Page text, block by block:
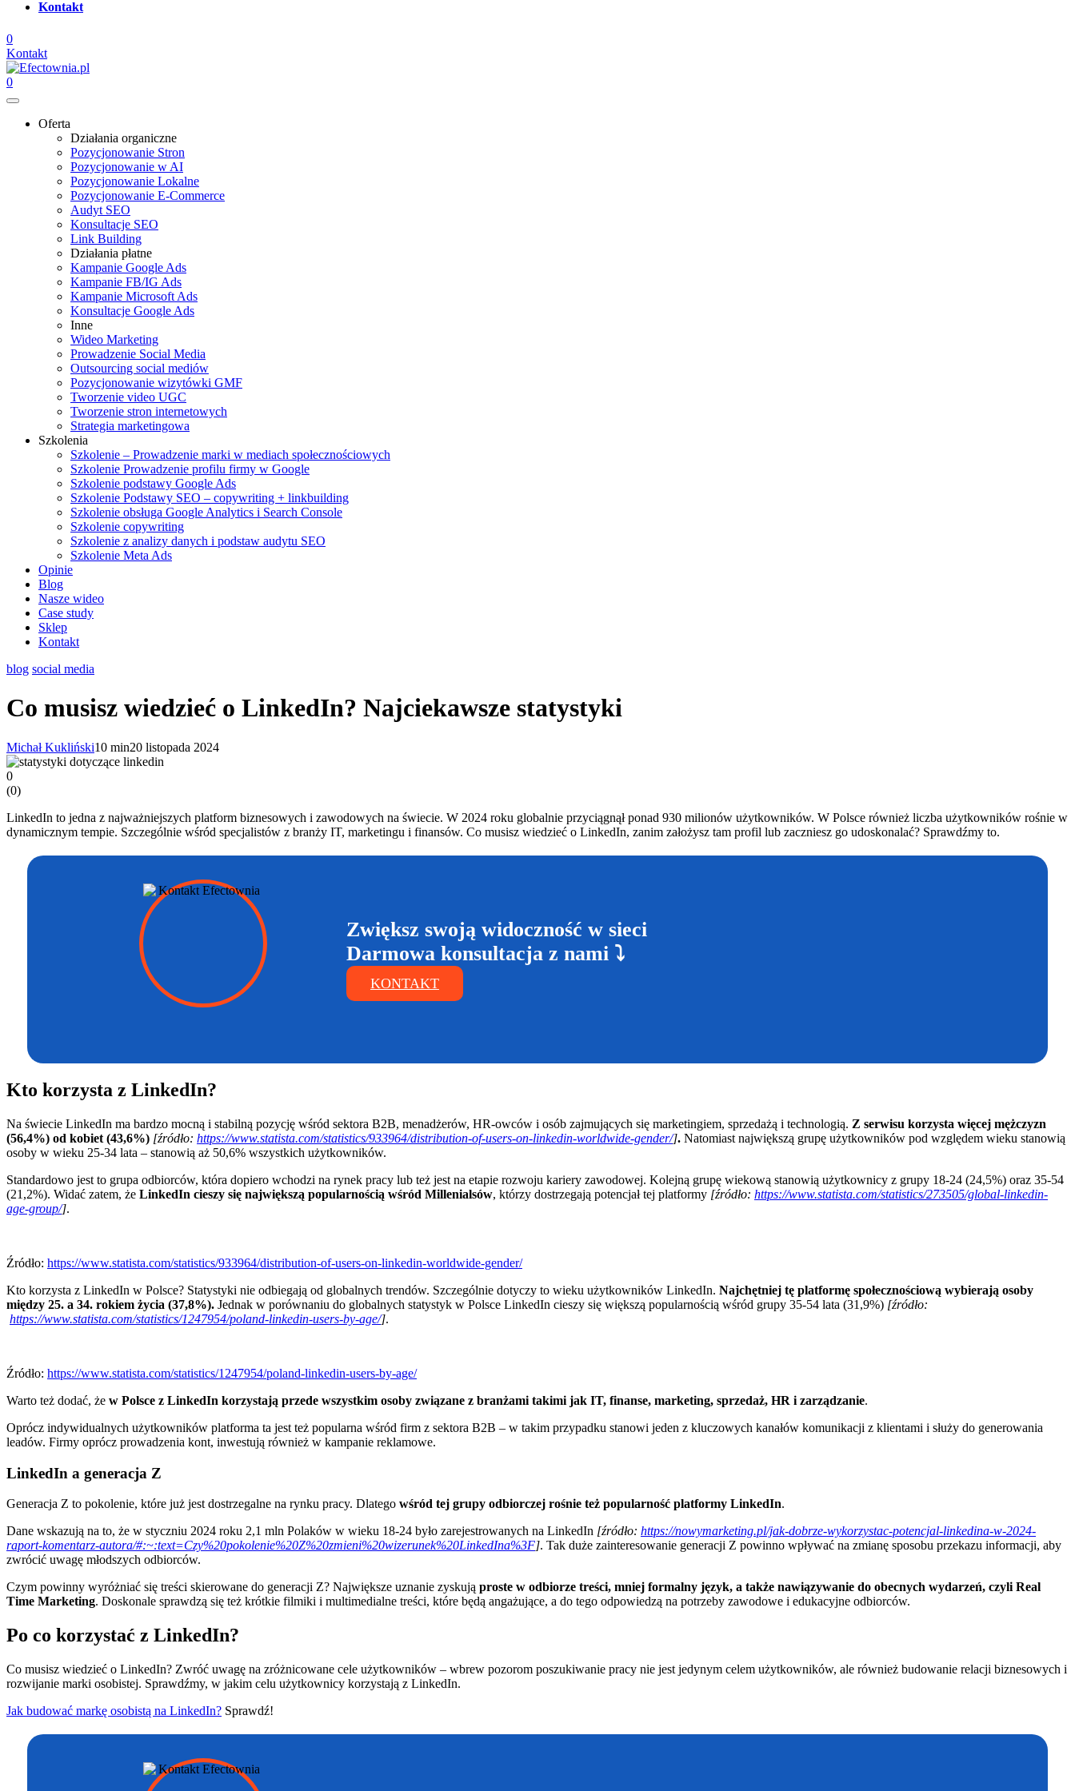
Kontakt
0
Kontakt
0
Oferta
Działania organiczne
Pozycjonowanie Stron
Pozycjonowanie w AI
Pozycjonowanie Lokalne
Pozycjonowanie E-Commerce
Audyt SEO
Konsultacje SEO
Link Building
Działania płatne
Kampanie Google Ads
Kampanie FB/IG Ads
Kampanie Microsoft Ads
Konsultacje Google Ads
Inne
Wideo Marketing
Prowadzenie Social Media
Outsourcing social mediów
Pozycjonowanie wizytówki GMF
Tworzenie video UGC
Tworzenie stron internetowych
Strategia marketingowa
Szkolenia
Szkolenie – Prowadzenie marki w mediach społecznościowych
Szkolenie Prowadzenie profilu firmy w Google
Szkolenie podstawy Google Ads
Szkolenie Podstawy SEO – copywriting + linkbuilding
Szkolenie obsługa Google Analytics i Search Console
Szkolenie copywriting
Szkolenie z analizy danych i podstaw audytu SEO
Szkolenie Meta Ads
Opinie
Blog
Nasze wideo
Case study
Sklep
Kontakt
blog social media
Co musisz wiedzieć o LinkedIn? Najciekawsze statystyki
Michał Kukliński10 min20 listopada 2024
0
(0)
LinkedIn to jedna z najważniejszych platform biznesowych i zawodowych na świecie. W 2024 roku globalnie przyciągnął ponad 930 milionów użytkowników. W Polsce również liczba użytkowników rośnie w
dynamicznym tempie. Szczególnie wśród specjalistów z branży IT, marketingu i finansów. Co musisz wiedzieć o LinkedIn, zanim założysz tam profil lub zaczniesz go udoskonalać? Sprawdźmy to.
Zwiększ swoją widoczność w sieci
Darmowa konsultacja z nami ⤵
KONTAKT
Kto korzysta z LinkedIn?
Na świecie LinkedIn ma bardzo mocną i stabilną pozycję wśród sektora B2B, menadżerów, HR-owców i osób zajmujących się marketingiem, sprzedażą i technologią. Z serwisu korzysta więcej mężczyzn
(56,4%) od kobiet (43,6%) [źródło: https://www.statista.com/statistics/933964/distribution-of-users-on-linkedin-worldwide-gender/]. Natomiast największą grupę użytkowników pod względem wieku stanowią
osoby w wieku 25-34 lata – stanowią aż 50,6% wszystkich użytkowników.
Standardowo jest to grupa odbiorców, która dopiero wchodzi na rynek pracy lub też jest na etapie rozwoju kariery zawodowej. Kolejną grupę wiekową stanowią użytkownicy z grupy 18-24 (24,5%) oraz 35-54
(21,2%). Widać zatem, że LinkedIn cieszy się największą popularnością wśród Millenialsów, którzy dostrzegają potencjał tej platformy [źródło: https://www.statista.com/statistics/273505/global-linkedin-
age-group/].
Źródło: https://www.statista.com/statistics/933964/distribution-of-users-on-linkedin-worldwide-gender/
Kto korzysta z LinkedIn w Polsce? Statystyki nie odbiegają od globalnych trendów. Szczególnie dotyczy to wieku użytkowników LinkedIn. Najchętniej tę platformę społecznościową wybierają osoby
między 25. a 34. rokiem życia (37,8%). Jednak w porównaniu do globalnych statystyk w Polsce LinkedIn cieszy się większą popularnością wśród grupy 35-54 lata (31,9%) [źródło:
https://www.statista.com/statistics/1247954/poland-linkedin-users-by-age/].
Źródło: https://www.statista.com/statistics/1247954/poland-linkedin-users-by-age/
Warto też dodać, że w Polsce z LinkedIn korzystają przede wszystkim osoby związane z branżami takimi jak IT, finanse, marketing, sprzedaż, HR i zarządzanie.
Oprócz indywidualnych użytkowników platforma ta jest też popularna wśród firm z sektora B2B – w takim przypadku stanowi jeden z kluczowych kanałów komunikacji z klientami i służy do generowania
leadów. Firmy oprócz prowadzenia kont, inwestują również w kampanie reklamowe.
LinkedIn a generacja Z
Generacja Z to pokolenie, które już jest dostrzegalne na rynku pracy. Dlatego wśród tej grupy odbiorczej rośnie też popularność platformy LinkedIn.
Dane wskazują na to, że w styczniu 2024 roku 2,1 mln Polaków w wieku 18-24 było zarejestrowanych na LinkedIn [źródło: https://nowymarketing.pl/jak-dobrze-wykorzystac-potencjal-linkedina-w-2024-
raport-komentarz-autora/#:~:text=Czy%20pokolenie%20Z%20zmieni%20wizerunek%20LinkedIna%3F]. Tak duże zainteresowanie generacji Z powinno wpływać na zmianę sposobu przekazu informacji, aby
zwrócić uwagę młodszych odbiorców.
Czym powinny wyróżniać się treści skierowane do generacji Z? Największe uznanie zyskują proste w odbiorze treści, mniej formalny język, a także nawiązywanie do obecnych wydarzeń, czyli Real
Time Marketing. Doskonale sprawdzą się też krótkie filmiki i multimedialne treści, które będą angażujące, a do tego odpowiedzą na potrzeby zawodowe i edukacyjne odbiorców.
Po co korzystać z LinkedIn?
Co musisz wiedzieć o LinkedIn? Zwróć uwagę na zróżnicowane cele użytkowników – wbrew pozorom poszukiwanie pracy nie jest jedynym celem użytkowników, ale również budowanie relacji biznesowych i
rozwijanie marki osobistej. Sprawdźmy, w jakim celu użytkownicy korzystają z LinkedIn.
Jak budować markę osobistą na LinkedIn? Sprawdź!